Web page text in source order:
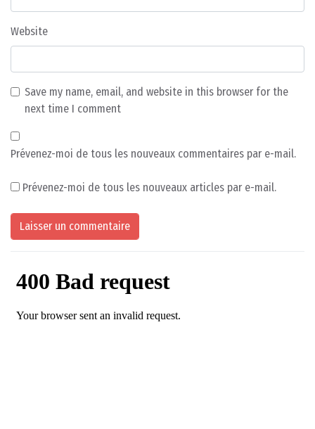
Website
Save my name, email, and website in this browser for the
next time I comment
Prévenez-moi de tous les nouveaux commentaires par e-mail.
Prévenez-moi de tous les nouveaux articles par e-mail.